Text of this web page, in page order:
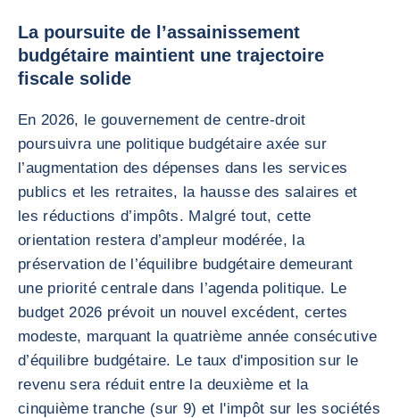
La poursuite de l’assainissement
budgétaire maintient une trajectoire
fiscale solide
En 2026, le gouvernement de centre-droit
poursuivra une politique budgétaire axée sur
l’augmentation des dépenses dans les services
publics et les retraites, la hausse des salaires et
les réductions d’impôts. Malgré tout, cette
orientation restera d’ampleur modérée, la
préservation de l’équilibre budgétaire demeurant
une priorité centrale dans l’agenda politique. Le
budget 2026 prévoit un nouvel excédent, certes
modeste, marquant la quatrième année consécutive
d’équilibre budgétaire. Le taux d'imposition sur le
revenu sera réduit entre la deuxième et la
cinquième tranche (sur 9) et l'impôt sur les sociétés